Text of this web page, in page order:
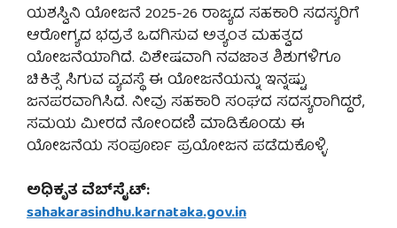
ಯಶಸ್ವಿನಿ ಯೋಜನೆ 2025-26 ರಾಜ್ಯದ ಸಹಕಾರಿ ಸದಸ್ಯರಿಗೆ
ಆರೋಗ್ಯದ ಭದ್ರತೆ ಒದಗಿಸುವ ಅತ್ಯಂತ ಮಹತ್ವದ
ಯೋಜನೆಯಾಗಿದೆ. ವಿಶೇಷವಾಗಿ ನವಜಾತ ಶಿಶುಗಳಿಗೂ
ಚಿಕಿತ್ಸೆ ಸಿಗುವ ವ್ಯವಸ್ಥೆ ಈ ಯೋಜನೆಯನ್ನು ಇನ್ನಷ್ಟು
ಜನಪರವಾಗಿಸಿದೆ. ನೀವು ಸಹಕಾರಿ ಸಂಘದ ಸದಸ್ಯರಾಗಿದ್ದರೆ,
ಸಮಯ ಮೀರದೆ ನೋಂದಣಿ ಮಾಡಿಕೊಂಡು ಈ
ಯೋಜನೆಯ ಸಂಪೂರ್ಣ ಪ್ರಯೋಜನ ಪಡೆದುಕೊಳ್ಳಿ.
ಅಧಿಕೃತ ವೆಬ್‌ಸೈಟ್:
sahakarasindhu.karnataka.gov.in